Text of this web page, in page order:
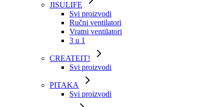
JISULIFE
Svi proizvodi
Ručni ventilatori
Vratni ventilatori
3 u 1
CREATEIT!
Svi proizvodi
PITAKA
Svi proizvodi